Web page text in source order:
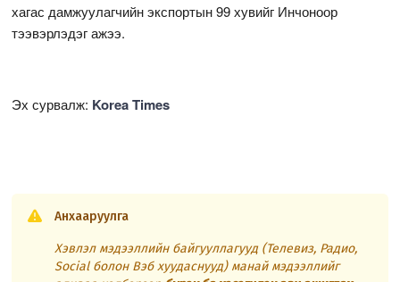
хагас дамжуулагчийн экспортын 99 хувийг Инчоноор
тээвэрлэдэг ажээ.
Эх сурвалж: Korea Times
Анхааруулга
Хэвлэл мэдээллийн байгууллагууд (Телевиз, Радио,
Social болон Вэб хуудаснууд) манай мэдээллийг